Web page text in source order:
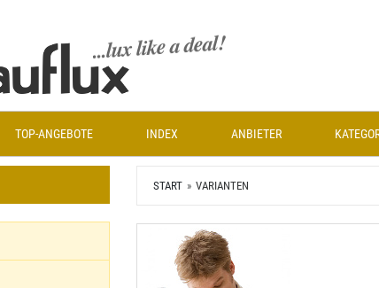
TOP-ANGEBOTE INDEX ANBIETER
START VARIANTEN